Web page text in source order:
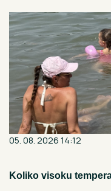
05. 08. 2026 14:12
Koliko visoku